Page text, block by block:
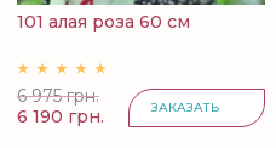
101 алая роза 60 см
6 975 грн.
6 190 грн.
ЗАКАЗАТЬ